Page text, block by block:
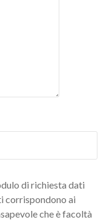
di richiesta dati
corrispondono ai
che è facoltà